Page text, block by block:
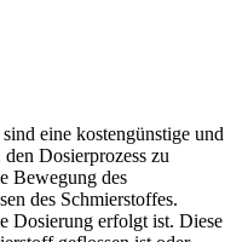
eine kostengünstige und
den Dosierprozess zu
Bewegung des
des Schmierstoffes.
Dosierung erfolgt ist. Diese